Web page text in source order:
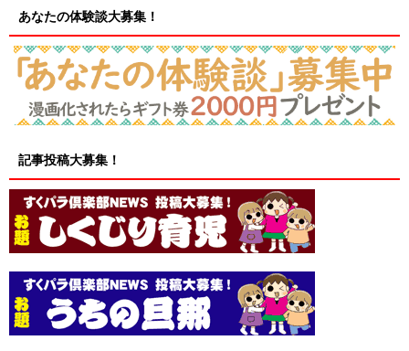
あなたの体験談大募集！
記事投稿大募集！